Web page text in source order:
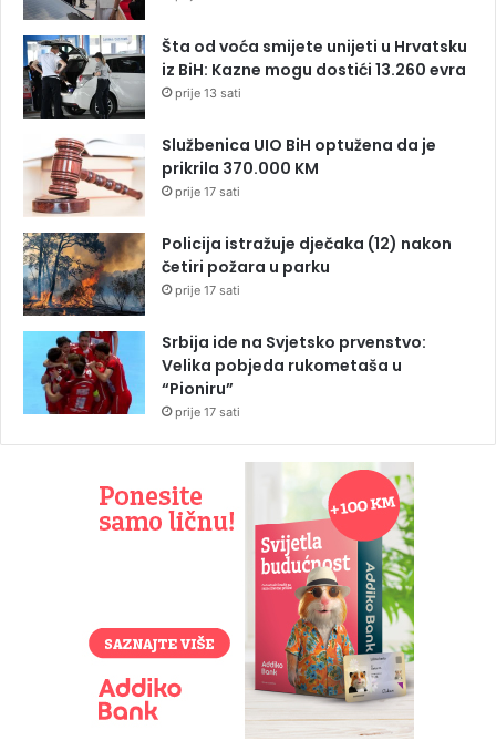
Šta od voća smijete unijeti u Hrvatsku
iz BiH: Kazne mogu dostići 13.260 evra
prije 13 sati
Službenica UIO BiH optužena da je
prikrila 370.000 KM
prije 17 sati
Policija istražuje dječaka (12) nakon
četiri požara u parku
prije 17 sati
Srbija ide na Svjetsko prvenstvo:
Velika pobjeda rukometaša u
“Pioniru”
prije 17 sati